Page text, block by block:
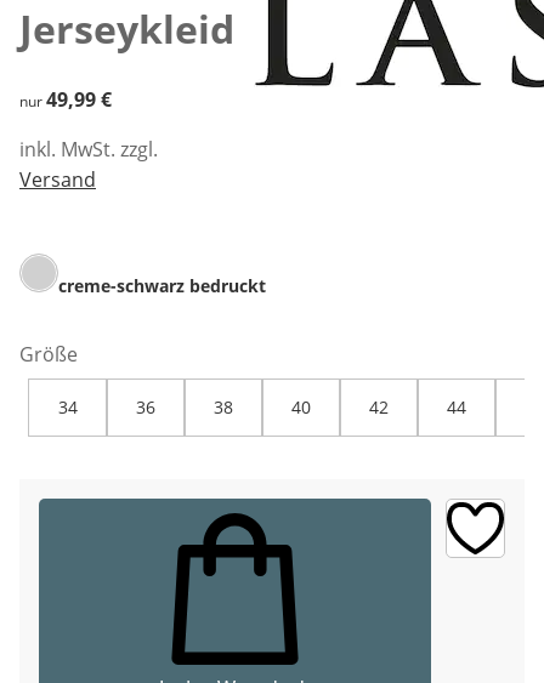
Jerseykleid
49,99 €
nur49,99 €
inkl. MwSt. zzgl.
Versand
creme-schwarz bedruckt
Größe
34 36 38 40 42 44